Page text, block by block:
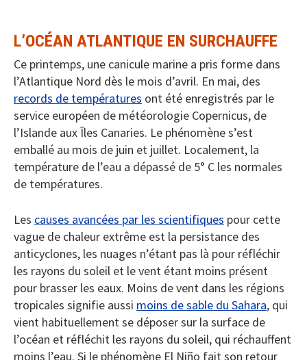
L’OCÉAN ATLANTIQUE EN SURCHAUFFE
Ce printemps, une canicule marine a pris forme dans
l’Atlantique Nord dès le mois d’avril. En mai, des
records de températures ont été enregistrés par le
service européen de météorologie Copernicus, de
l’Islande aux Îles Canaries. Le phénomène s’est
emballé au mois de juin et juillet. Localement, la
température de l’eau a dépassé de 5° C les normales
de températures.
Les causes avancées par les scientifiques pour cette
vague de chaleur extrême est la persistance des
anticyclones, les nuages n’étant pas là pour réfléchir
les rayons du soleil et le vent étant moins présent
pour brasser les eaux. Moins de vent dans les régions
tropicales signifie aussi moins de sable du Sahara, qui
vient habituellement se déposer sur la surface de
l’océan et réfléchit les rayons du soleil, qui réchauffent
moins l’eau. Si le phénomène El Niño fait son retour